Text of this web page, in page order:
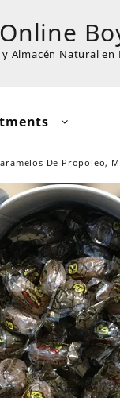
Almacén Natural en
De Propoleo,